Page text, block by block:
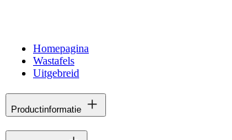
Homepagina
Wastafels
Uitgebreid
Productinformatie